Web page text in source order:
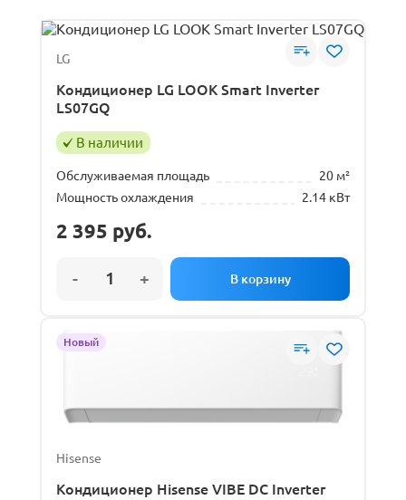
LG
Кондиционер LG LOOK Smart Inverter
LS07GQ
В наличии
Обслуживаемая площадь
20 м²
Мощность охлаждения
2.14 кВт
2 395 руб.
Новый
Hisense
Кондиционер Hisense VIBE DC Inverter